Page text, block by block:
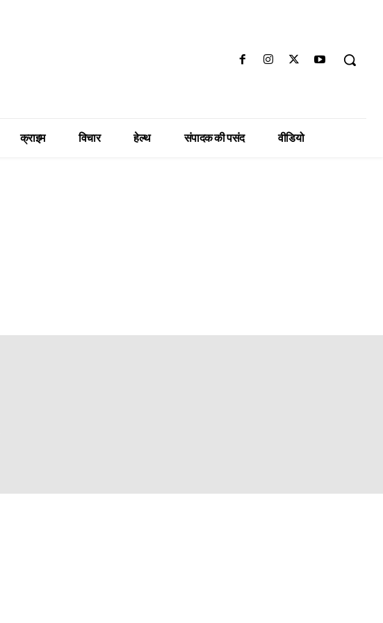
क्राइम विचार हेल्थ संपादक की पसंद वीडियो